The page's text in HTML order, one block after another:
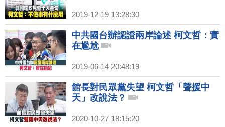
2019-12-19 13:28:30
中共國台辦認證兩岸論述 柯文哲：實
在尷尬
2019-06-14 20:48:19
館長對民眾黨失望 柯文哲「聲援中
天」改說法？
2020-10-27 18:15:20